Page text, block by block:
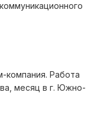
компания. Работа
месяц в г. Южно-